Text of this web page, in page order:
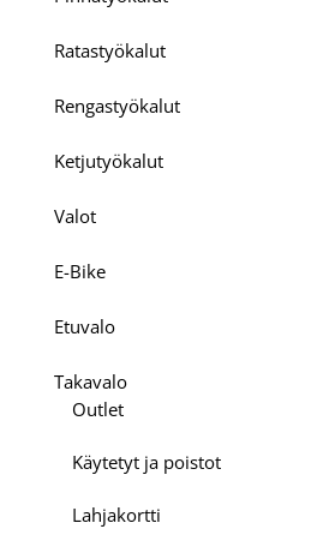
Ratastyökalut
Rengastyökalut
Ketjutyökalut
Valot
E-Bike
Etuvalo
Takavalo
Outlet
Käytetyt ja poistot
Lahjakortti